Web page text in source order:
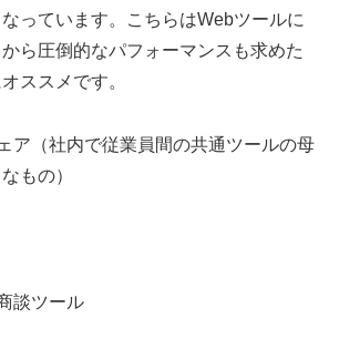
っています。こちらはWebツールに
ら圧倒的なパフォーマンスも求めた
ススメです。
ア（社内で従業員間の共通ツールの母
もの）
談ツール